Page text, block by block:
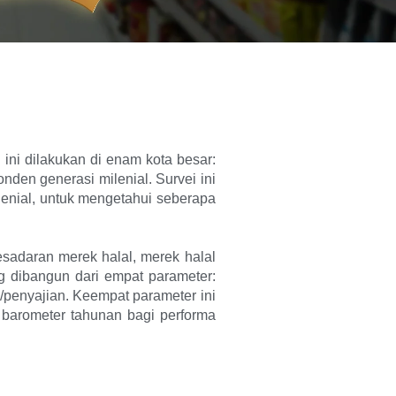
dilakukan di enam kota besar:
generasi milenial. Survei ini
untuk mengetahui seberapa
merek halal, merek halal
dari empat parameter:
Keempat parameter ini
tahunan bagi performa